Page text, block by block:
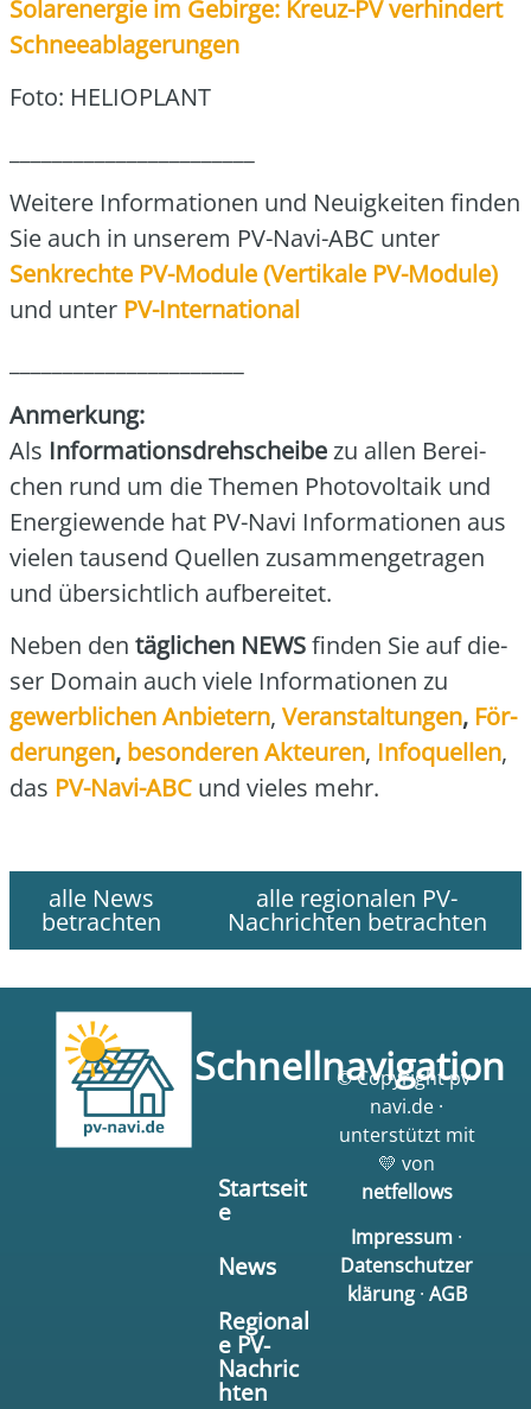
Solar­ener­gie im Gebir­ge: Kreuz-PV ver­hin­dert
Schnee­ab­la­ge­run­gen
Foto: HELIOPLANT
Wei­te­re Infor­ma­tio­nen und Neu­ig­kei­ten fin­den
Sie auch in unse­rem PV-Navi-ABC unter
Senk­rech­te PV-Modu­le (Ver­ti­ka­le PV-Modu­le)
und unter PV-Inter­na­tio­nal
Anmer­kung:
Als Infor­ma­ti­ons­dreh­schei­bezu allen Berei­
chen rund um die The­men Pho­to­vol­ta­ik und
Ener­gie­wen­de hat PV-Navi Infor­ma­tio­nen aus
vie­len tau­send Quel­len zusam­men­ge­tra­gen
und über­sicht­lich auf­be­rei­tet.
Neben den täg­li­chen NEWSfin­den Sie auf die­
ser Domain auch vie­le Infor­ma­tio­nen zu
gewerb­li­chen Anbie­tern, Ver­an­stal­tun­gen, För­
de­run­gen, beson­de­ren Akteu­ren, Info­quel­len,
das PV-Navi-ABC und vie­les mehr.
alle News
betrachten
alle regionalen PV-
Nachrichten betrachten
Schnellnavigation
Startseit
e
News
Regional
e PV-
Nachric
hten
© Copyright pv-
navi.de ·
unterstützt mit
💛 von
netfellows
Impressum ·
Datenschutzer
klärung· AGB